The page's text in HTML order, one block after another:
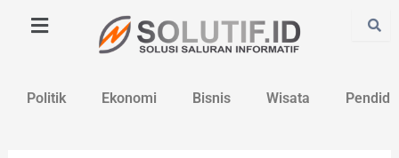
Politik Ekonomi Bisnis Wisata
navigation